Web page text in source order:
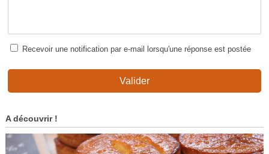
Recevoir une notification par e-mail lorsqu'une réponse est postée
Valider
A découvrir !